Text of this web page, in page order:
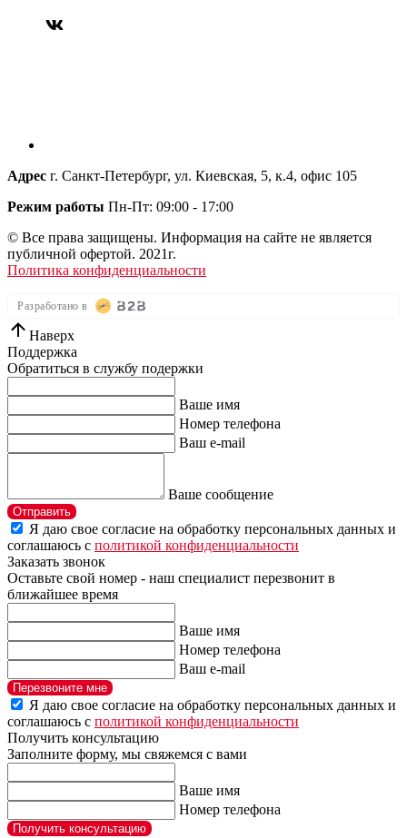
Адрес г. Санкт-Петербург, ул. Киевская, 5, к.4, офис 105
Режим работы Пн-Пт: 09:00 - 17:00
© Все права защищены. Информация на сайте не является
публичной офертой. 2021г.
Политика конфиденциальности
Разработано в
Наверх
Поддержка
Обратиться в службу подержки
Ваше имя
Номер телефона
Ваш e-mail
Ваше сообщение
Отправить
Я даю свое согласие на обработку персональных данных и
соглашаюсь с политикой конфиденциальности
Заказать звонок
Оставьте свой номер - наш специалист перезвонит в
ближайшее время
Ваше имя
Номер телефона
Ваш e-mail
Перезвоните мне
Я даю свое согласие на обработку персональных данных и
соглашаюсь с политикой конфиденциальности
Получить консультацию
Заполните форму, мы свяжемся с вами
Ваше имя
Номер телефона
Получить консультацию